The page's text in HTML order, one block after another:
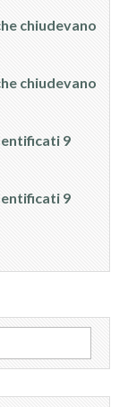
chiudevano
chiudevano
9
9